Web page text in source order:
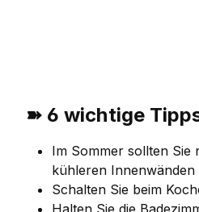
➽ 6 wichtige
Im Sommer sollten Sie
kühleren
Schalten Sie beim
Halten Sie die